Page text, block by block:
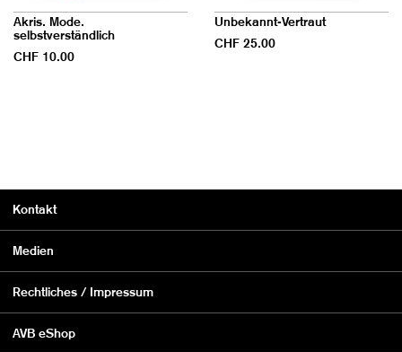
Akris. Mode.
selbstverständlich
CHF 10.00
Unbekannt-Vertraut
CHF 25.00
Kontakt
Medien
Rechtliches / Impressum
AVB eShop